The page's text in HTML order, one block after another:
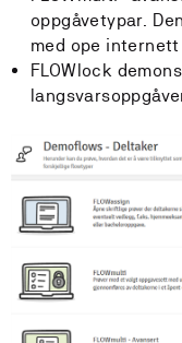
oppgåvetypar.
med ope
FLOWlock